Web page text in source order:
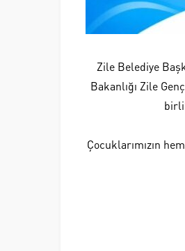
Zile Belediye
Bakanlığı Zile
Çocuklarımızın